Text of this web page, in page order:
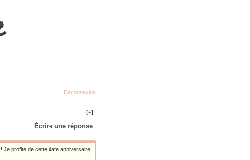
Déconnexion
[+]
Écrire une réponse
! Je profite de cette date anniversaire